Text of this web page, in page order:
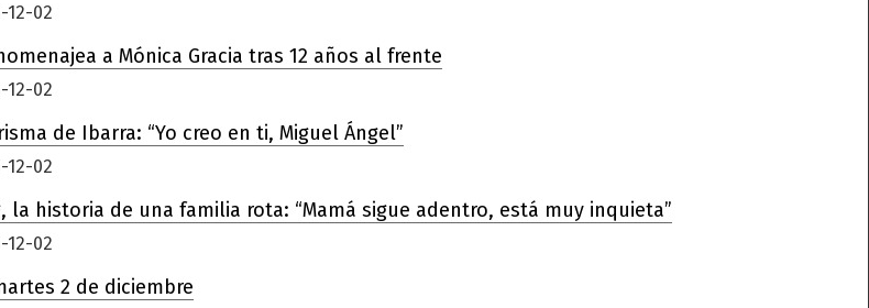
12-02
a Mónica Gracia tras 12 años al frente
12-02
de Ibarra: “Yo creo en ti, Miguel Ángel”
12-02
historia de una familia rota: “Mamá sigue adentro, está muy inquieta”
12-02
2 de diciembre